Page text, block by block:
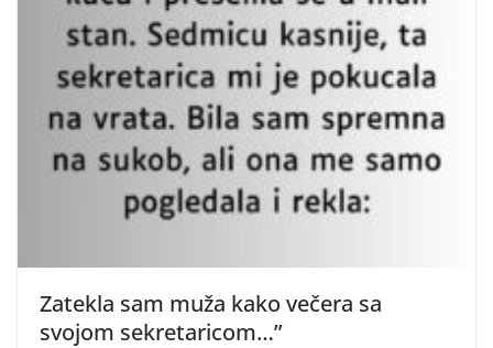
Zatekla sam muža kako večera sa
svojom sekretaricom…”